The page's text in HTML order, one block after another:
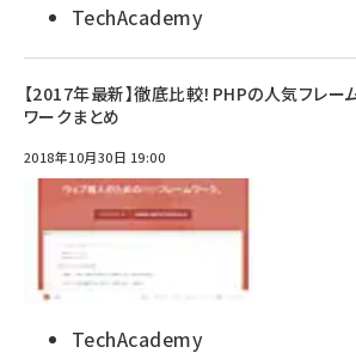
TechAcademy
【2017年最新】徹底比較！PHPの人気フレー
ワークまとめ
2018年10月30日 19:00
TechAcademy